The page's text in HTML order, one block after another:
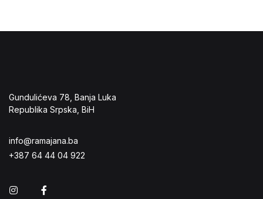
Gundulićeva 78, Banja Luka
Republika Srpska, BiH
info@ramajana.ba
+387 64 44 04 922
Instagram